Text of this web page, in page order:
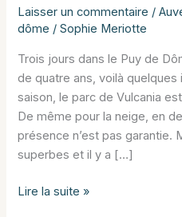
Laisser un commentaire /
dôme /Sophie Meriotte
Trois jours dans le Puy de
de quatre ans, voilà quelques
saison, le parc de Vulcania
De même pour la neige, en
présence n’est pas garantie.
superbes et il y a […]
Trois
Lire la suite »